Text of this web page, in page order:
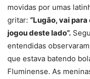
movidas por umas
gritar: “Lugão, vai
jogou deste lado”.
entendidas
que estava batendo
Fluminense. As